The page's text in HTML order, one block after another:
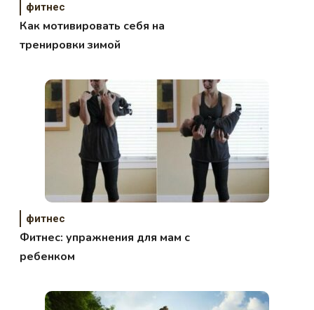
фитнес
Как мотивировать себя на
тренировки зимой
фитнес
Фитнес: упражнения для мам с
ребенком